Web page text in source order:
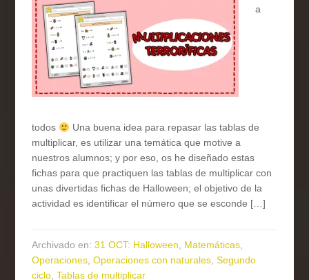
a
todos
Una buena idea para repasar las tablas de
multiplicar, es utilizar una temática que motive a
nuestros alumnos; y por eso, os he diseñado estas
fichas para que practiquen las tablas de multiplicar con
unas divertidas fichas de Halloween; el objetivo de la
actividad es identificar el número que se esconde […]
Archivado en:31 OCT: Halloween, Matemáticas,
Operaciones,Operaciones con naturales,Segundo
ciclo,Tablas de multiplicar